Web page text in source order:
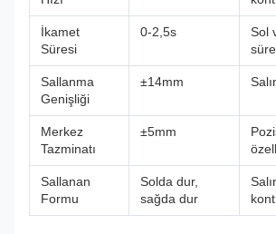
İkamet
Süresi
0-2,5s
Sol
Sallanma
Genişliği
±14mm
Merkez
Tazminatı
±5mm
Sallanan
Formu
Solda dur,
sağda dur